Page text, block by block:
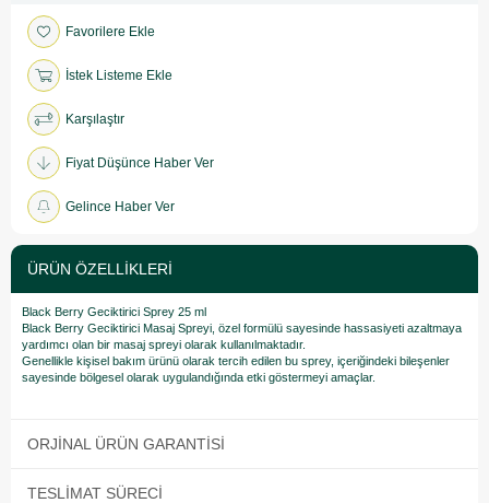
Favorilere Ekle
İstek Listeme Ekle
Karşılaştır
Fiyat Düşünce Haber Ver
Gelince Haber Ver
ÜRÜN ÖZELLIKLERI
Black Berry Geciktirici Sprey 25 ml
Black Berry Geciktirici Masaj Spreyi, özel formülü sayesinde hassasiyeti azaltmaya
yardımcı olan bir masaj spreyi olarak kullanılmaktadır.
Genellikle kişisel bakım ürünü olarak tercih edilen bu sprey, içeriğindeki bileşenler
sayesinde bölgesel olarak uygulandığında etki göstermeyi amaçlar.
ORJINAL ÜRÜN GARANTISI
TESLIMAT SÜRECI